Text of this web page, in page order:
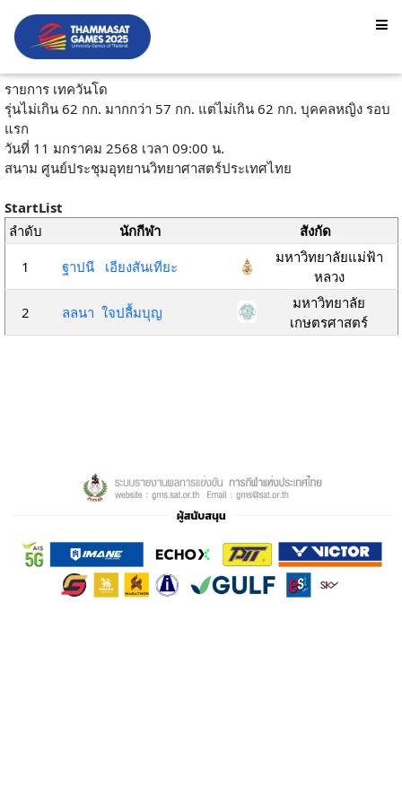
รายการ เทควันโด
รุ่นไม่เกิน 62 กก. มากกว่า 57 กก. แต่ไม่เกิน 62 กก. บุคคลหญิง รอบ
แรก
วันที่ 11 มกราคม 2568 เวลา 09:00 น.
สนาม ศูนย์ประชุมอุทยานวิทยาศาสตร์ประเทศไทย
StartList
ลำดับ
นักกีฬา
สังกัด
1
ฐาปนี เอียงสันเทียะ
มหาวิทยาลัยแม่ฟ้า
หลวง
2
ลลนา ใจปลื้มบุญ
มหาวิทยาลัย
เกษตรศาสตร์